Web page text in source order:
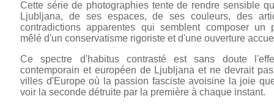
Cette série de photographies tente de rendre sensible
Ljubljana, de ses espaces, de ses couleurs, des
contradictions apparentes qui semblent composer un
mêlé d'un conservatisme rigoriste et d'une ouverture
Ce spectre d'habitus contrasté est sans doute
contemporain et européen de Ljubljana et ne devrait
villes d'Europe où la passion fasciste avoisine la joie
voir la seconde détruite par la première à chaque instant.